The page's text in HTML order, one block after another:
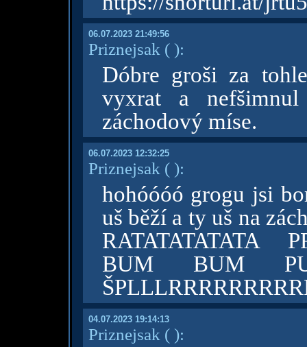
06.07.2023 21:49:56
Priznejsak ( ):
Dóbre groši za
vyxrat a
záchodový míse.
06.07.2023 12:32:25
Priznejsak ( ):
hohóóóó grogu jsi
uš běží a ty uš na
RATATATATATA
BUM BUM
04.07.2023 19:14:13
Priznejsak ( ):